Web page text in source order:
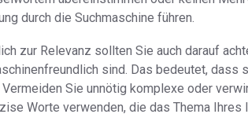
durch die Suchmaschine führen.
zur Relevanz sollten Sie auch darauf
sind. Das bedeutet,
Sie unnötig komplexe oder
Worte verwenden, die das Thema